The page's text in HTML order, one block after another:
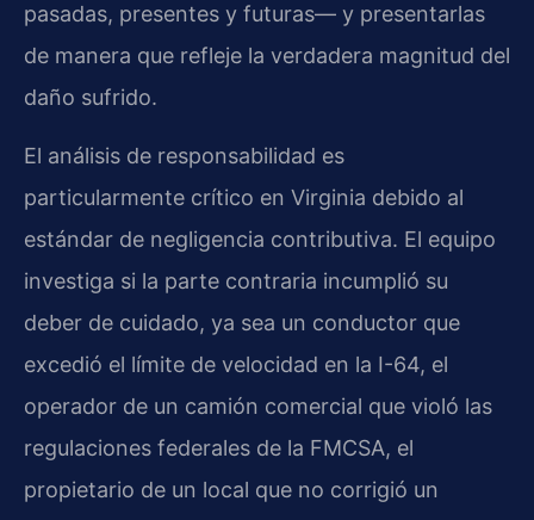
pasadas, presentes y futuras— y presentarlas
de manera que refleje la verdadera magnitud del
daño sufrido.
El análisis de responsabilidad es
particularmente crítico en Virginia debido al
estándar de negligencia contributiva. El equipo
investiga si la parte contraria incumplió su
deber de cuidado, ya sea un conductor que
excedió el límite de velocidad en la I-64, el
operador de un camión comercial que violó las
regulaciones federales de la FMCSA, el
propietario de un local que no corrigió un